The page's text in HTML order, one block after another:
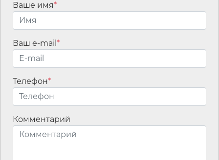
Имя*
Email*
Ваше имя*
Ваш e-mail *
Телефон*
Комментарий